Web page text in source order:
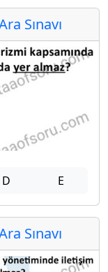
Sınavı
D E
Sınavı